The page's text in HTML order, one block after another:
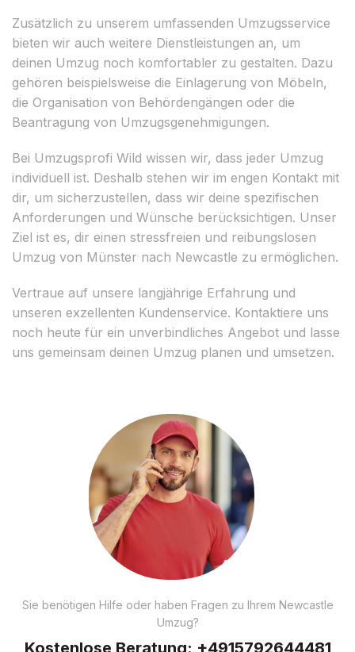
Zusätzlich zu unserem umfassenden Umzugsservice
bieten wir auch weitere Dienstleistungen an, um
deinen Umzug noch komfortabler zu gestalten. Dazu
gehören beispielsweise die Einlagerung von Möbeln,
die Organisation von Behördengängen oder die
Beantragung von Umzugsgenehmigungen.
Bei Umzugsprofi Wild wissen wir, dass jeder Umzug
individuell ist. Deshalb stehen wir im engen Kontakt mit
dir, um sicherzustellen, dass wir deine spezifischen
Anforderungen und Wünsche berücksichtigen. Unser
Ziel ist es, dir einen stressfreien und reibungslosen
Umzug von Münster nach Newcastle zu ermöglichen.
Vertraue auf unsere langjährige Erfahrung und
unseren exzellenten Kundenservice. Kontaktiere uns
noch heute für ein unverbindliches Angebot und lasse
uns gemeinsam deinen Umzug planen und umsetzen.
Sie benötigen Hilfe oder haben Fragen zu Ihrem Newcastle
Umzug?
Kostenlose Beratung: +4915792644481